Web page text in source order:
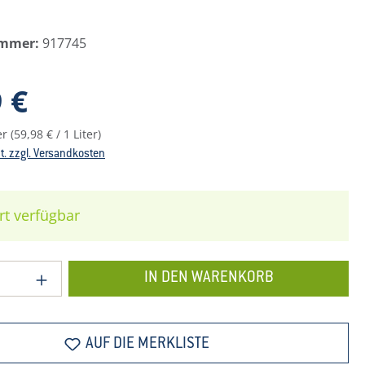
917745
€
(59,98 € / 1 Liter)
zzgl. Versandkosten
verfügbar
Anzahl: Gib den gewünschten Wert
IN DEN WARENKORB
AUF DIE MERKLISTE